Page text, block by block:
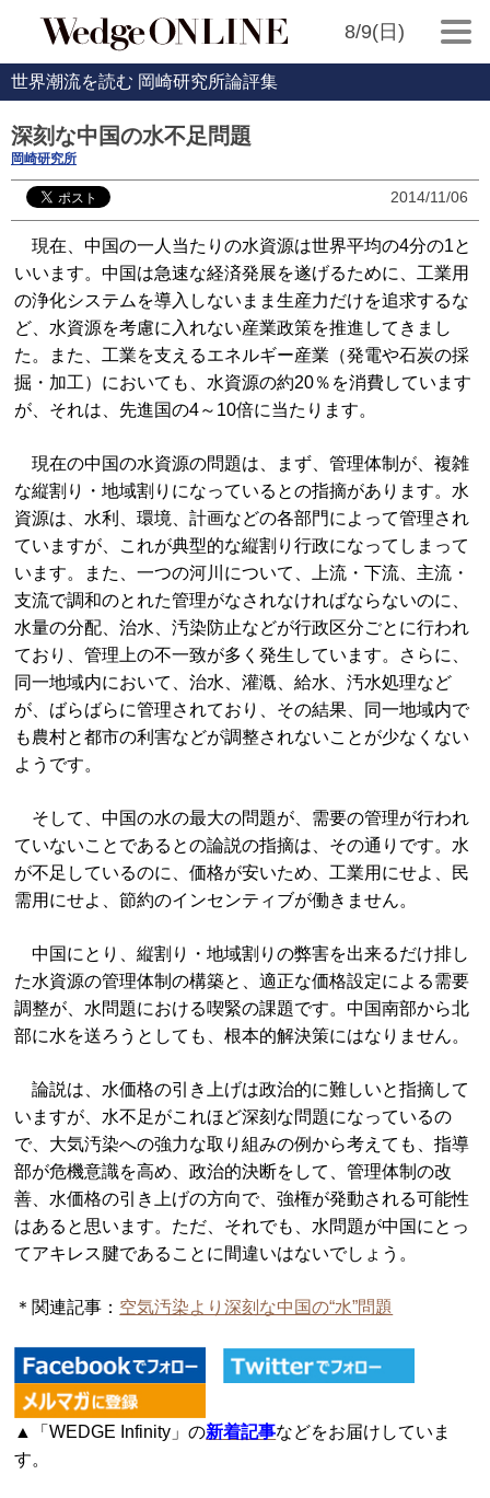
8/9(日)
世界潮流を読む 岡崎研究所論評集
深刻な中国の水不足問題
岡崎研究所
2014/11/06
現在、中国の一人当たりの水資源は世界平均の4分の1と
いいます。中国は急速な経済発展を遂げるために、工業用
の浄化システムを導入しないまま生産力だけを追求するな
ど、水資源を考慮に入れない産業政策を推進してきまし
た。また、工業を支えるエネルギー産業（発電や石炭の採
掘・加工）においても、水資源の約20％を消費しています
が、それは、先進国の4～10倍に当たります。
現在の中国の水資源の問題は、まず、管理体制が、複雑
な縦割り・地域割りになっているとの指摘があります。水
資源は、水利、環境、計画などの各部門によって管理され
ていますが、これが典型的な縦割り行政になってしまって
います。また、一つの河川について、上流・下流、主流・
支流で調和のとれた管理がなされなければならないのに、
水量の分配、治水、汚染防止などが行政区分ごとに行われ
ており、管理上の不一致が多く発生しています。さらに、
同一地域内において、治水、灌漑、給水、汚水処理など
が、ばらばらに管理されており、その結果、同一地域内で
も農村と都市の利害などが調整されないことが少なくない
ようです。
そして、中国の水の最大の問題が、需要の管理が行われ
ていないことであるとの論説の指摘は、その通りです。水
が不足しているのに、価格が安いため、工業用にせよ、民
需用にせよ、節約のインセンティブが働きません。
中国にとり、縦割り・地域割りの弊害を出来るだけ排し
た水資源の管理体制の構築と、適正な価格設定による需要
調整が、水問題における喫緊の課題です。中国南部から北
部に水を送ろうとしても、根本的解決策にはなりません。
論説は、水価格の引き上げは政治的に難しいと指摘して
いますが、水不足がこれほど深刻な問題になっているの
で、大気汚染への強力な取り組みの例から考えても、指導
部が危機意識を高め、政治的決断をして、管理体制の改
善、水価格の引き上げの方向で、強権が発動される可能性
はあると思います。ただ、それでも、水問題が中国にとっ
てアキレス腱であることに間違いはないでしょう。
＊関連記事： 空気汚染より深刻な中国の“水”問題
▲「WEDGE Infinity」の新着記事などをお届けしていま
す。